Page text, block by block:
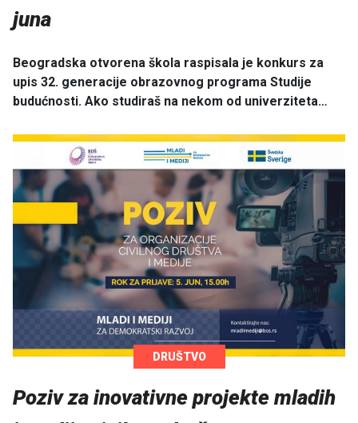
juna
Beogradska otvorena škola raspisala je konkurs za
upis 32. generacije obrazovnog programa Studije
budućnosti. Ako studiraš na nekom od univerziteta…
DRUŠTVO
Poziv za inovativne projekte mladih